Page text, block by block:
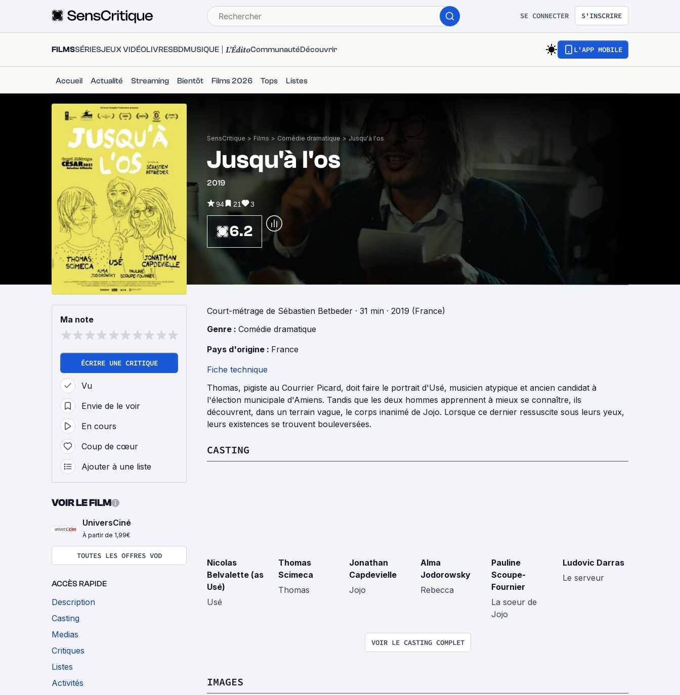
SE CONNECTER S'INSCRIRE
FILMSSÉRIESJEUX VIDÉOLIVRESBDMUSIQUE L'ÉditoCommunautéDécouvrir L'APP MOBILE
Accueil Actualité Streaming Bientôt Films 2026 Tops Listes
SensCritique > Films > Comédie dramatique > Jusqu'à l'os
Jusqu'à l'os
2019
94 21 3
6.2
Ma note
ÉCRIRE UNE CRITIQUE
Vu
Envie de le voir
En cours
Coup de cœur
Ajouter à une liste
VOIR LE FILM
UniversCiné
À partir de 1,99€
TOUTES LES OFFRES VOD
ACCÈS RAPIDE
Description
Casting
Medias
Critiques
Listes
Activités
Court-métrage de Sébastien Betbeder · 31 min · 2019 (France)
Genre : Comédie dramatique
Pays d'origine : France
Fiche technique
Thomas, pigiste au Courrier Picard, doit faire le portrait d'Usé, musicien atypique et ancien candidat à
l'élection municipale d'Amiens. Tandis que les deux hommes apprennent à mieux se connaître, ils
découvrent, dans un terrain vague, le corps inanimé de Jojo. Lorsque ce dernier ressuscite sous leurs yeux,
leurs existences se trouvent bouleversées.
CASTING
Nicolas
Belvalette (as
Usé)
Usé
Thomas
Scimeca
Thomas
Jonathan
Capdevielle
Jojo
Alma
Jodorowsky
Rebecca
Pauline
Scoupe-
Fournier
La soeur de
Jojo
Ludovic Darras
Le serveur
VOIR LE CASTING COMPLET
IMAGES